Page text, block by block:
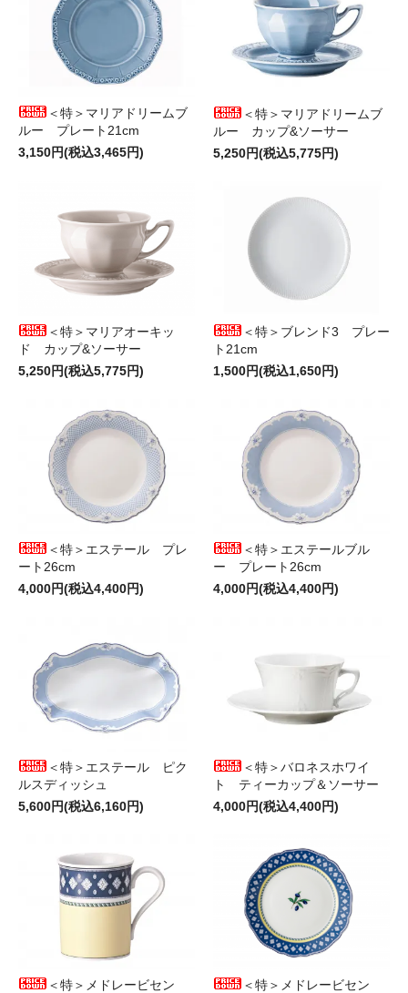
＜特＞マリアドリームブ
ルー プレート21cm
3,150円(税込3,465円)
＜特＞マリアドリームブ
ルー カップ&ソーサー
5,250円(税込5,775円)
＜特＞マリアオーキッ
ド カップ&ソーサー
5,250円(税込5,775円)
＜特＞ブレンド3 プレー
ト21cm
1,500円(税込1,650円)
＜特＞エステール プレ
ート26cm
4,000円(税込4,400円)
＜特＞エステールブル
ー プレート26cm
4,000円(税込4,400円)
＜特＞エステール ピク
ルスディッシュ
5,600円(税込6,160円)
＜特＞バロネスホワイ
ト ティーカップ＆ソーサー
4,000円(税込4,400円)
＜特＞メドレービセン
＜特＞メドレービセン